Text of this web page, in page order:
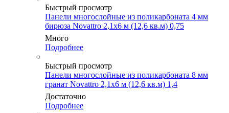
Быстрый просмотр
Панели многослойные из поликарбоната 4 мм
бирюза Novattro 2,1х6 м (12,6 кв.м) 0,75
Много
Подробнее
Быстрый просмотр
Панели многослойные из поликарбоната 8 мм
гранат Novattro 2,1х6 м (12,6 кв.м) 1,4
Достаточно
Подробнее